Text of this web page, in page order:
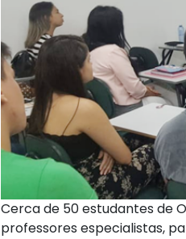
Cerca de 50 estudantes de
professores especialistas,